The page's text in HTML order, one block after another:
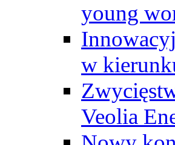
young
w
Veolia